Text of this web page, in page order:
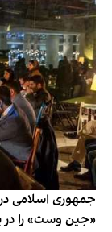
جمهوری اسلامی
«جین وست» را در